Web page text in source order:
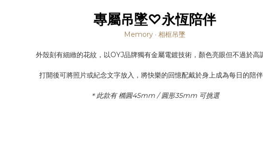
專屬吊墜♡永恆陪伴
Memory · 相框吊墜
外殼刻有細緻的花紋，以OYJ品牌獨有金屬電鍍技術，顏色亮眼但不過於高
打開後可將照片或紀念文字放入，將快樂的回憶配戴於身上成為每日的陪伴
＊此款有 橢圓45mm / 圓形35mm 可挑選